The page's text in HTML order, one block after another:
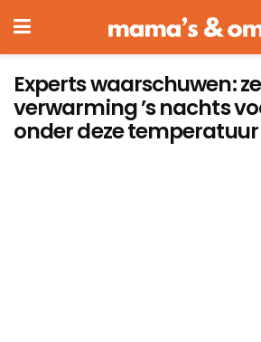
Experts waarschuwen:
verwarming ’s nachts
onder deze temperatuur